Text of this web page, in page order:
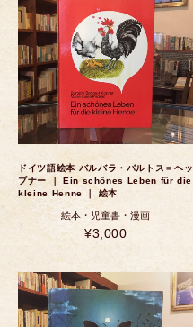
ドイツ語絵本 バルバラ・バルトス＝ヘッ
プナー ｜ Ein schönes Leben für die
kleine Henne ｜ 絵本
絵本・児童書・漫画
¥3,000